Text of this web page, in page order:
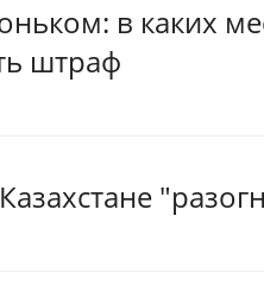
в каких
штраф